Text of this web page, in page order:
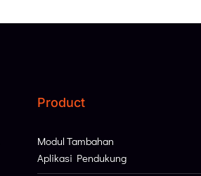
Product
Modul Tambahan
Aplikasi Pendukung